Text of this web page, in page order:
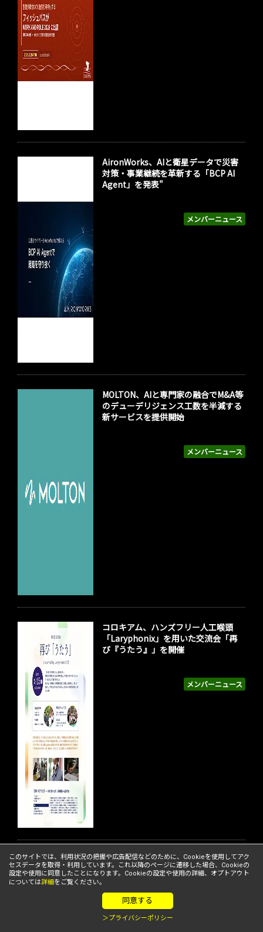
メンバーニュース
AironWorks、AIと衛星データで災害
対策・事業継続を革新する「BCP AI
Agent」を発表"
メンバーニュース
MOLTON、AIと専門家の融合でM&A等
のデューデリジェンス工数を半減する
新サービスを提供開始
メンバーニュース
コロキアム、ハンズフリー人工喉頭
「Laryphonix」を用いた交流会「再
び『うたう』」を開催
MOLTON、好評につきリコージャパン
との「自治体向け法務DXセミナー」を
このサイトでは、利用状況の把握や広告配信などのために、Cookieを使用してアク
セスデータを取得・利用しています。これ以降のページに遷移した場合、Cookieの
設定や使用に同意したことになります。Cookieの設定や使用の詳細、オプトアウト
については詳細をご覧ください。
同意する
＞プライバシーポリシー